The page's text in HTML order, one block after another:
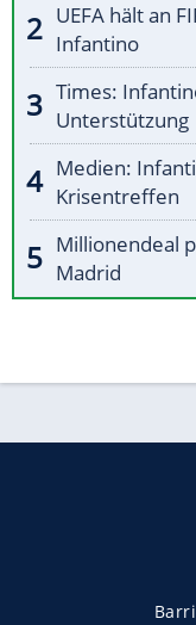
UEFA hält an
Infantino
Times:
Unterstützung
Medien:
Krisentreffen
Millionendeal
Madrid